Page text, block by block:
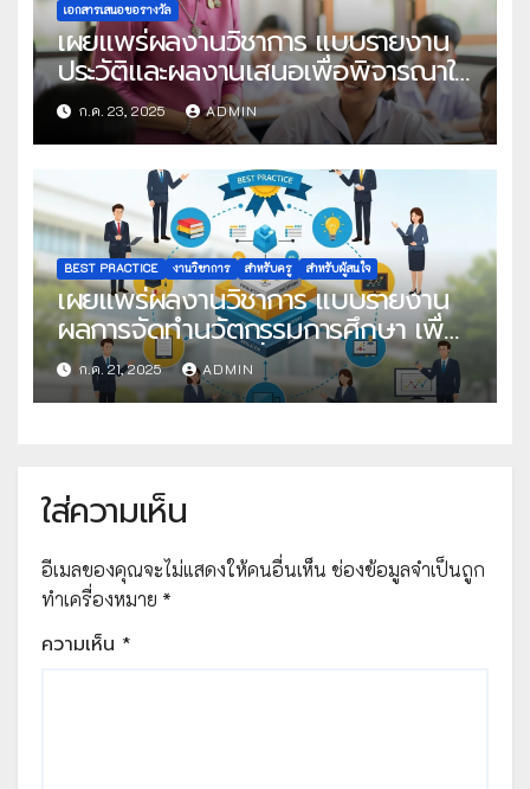
เอกสารเสนอขอรางวัล
เผยแพร่ผลงานวิชาการ แบบรายงาน
ประวัติและผลงานเสนอเพื่อพิจารณาใน
โครงการครูดีในดวงใจ ประจำปี 2568
ครั้งที่ 22
ก.ค. 23, 2025 ADMIN
BEST PRACTICE งานวิชาการ สำหรับครู สำหรับผู้สนใจ
เผยแพร่ผลงานวิชาการ แบบรายงาน
ผลการจัดทำนวัตกรรมการศึกษา เพื่อ
คัดเลือกวิธีปฏิบัติที่เป็นเลิศ
ก.ค. 21, 2025 ADMIN
ใส่ความเห็น
อีเมลของคุณจะไม่แสดงให้คนอื่นเห็น ช่องข้อมูลจำเป็นถูก
ทำเครื่องหมาย *
ความเห็น *